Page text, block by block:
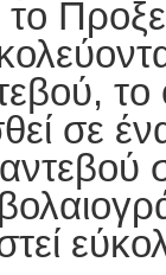
το
σε